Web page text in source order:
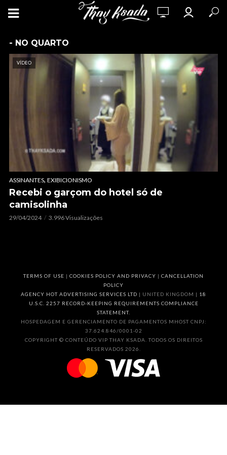
- NO QUARTO
VÍDEO
ASSINANTES, EXIBICIONISMO
Recebi o garçom do hotel só de
camisolinha
29/04/2024 3.996 Visualizações
TERMS OF USE | COOKIES POLICY AND PRIVACY | CANCELLATION
POLICY
AGENCY HOT ADVERTISING SERVICES LTD | UNITED KINGDOM | 18
U.S.C. 2257 RECORD-KEEPING REQUIREMENTS COMPLIANCE
STATEMENT.
HOSPEDAGEM E GERENCIAMENTO DE PAGAMENTOS MHOST CNPJ:
37.624.846/0001-02
COPYRIGHT © CONTEÚDO VIP THAY KSADA. TODOS OS DIREITOS
RESERVADOS 2026.